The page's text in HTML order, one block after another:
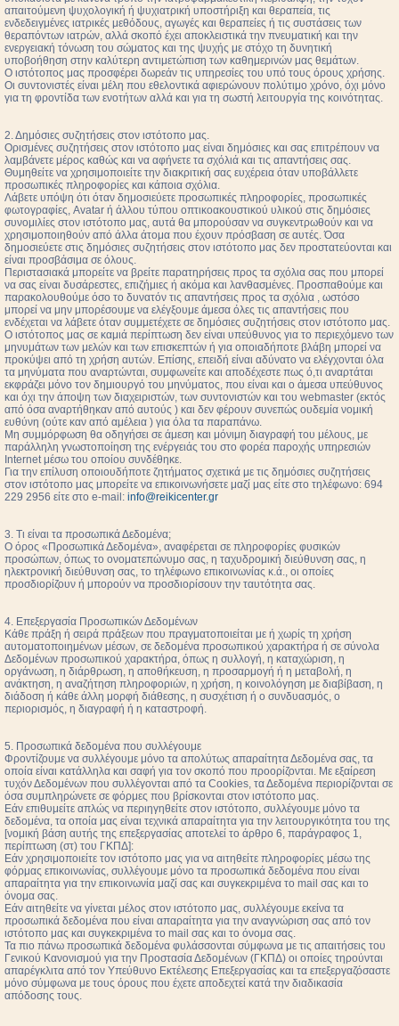
απαιτούμενη ψυχολογική ή ψυχιατρική υποστήριξη και θεραπεία, τις
ενδεδειγμένες ιατρικές μεθόδους, αγωγές και θεραπείες ή τις συστάσεις των
θεραπόντων ιατρών, αλλά σκοπό έχει αποκλειστικά την πνευματική και την
ενεργειακή τόνωση του σώματος και της ψυχής με στόχο τη δυνητική
υποβοήθηση στην καλύτερη αντιμετώπιση των καθημερινών μας θεμάτων.
Ο ιστότοπος μας προσφέρει δωρεάν τις υπηρεσίες του υπό τους όρους χρήσης.
Οι συντονιστές είναι μέλη που εθελοντικά αφιερώνουν πολύτιμο χρόνο, όχι μόνο
για τη φροντίδα των ενοτήτων αλλά και για τη σωστή λειτουργία της κοινότητας.
2. Δημόσιες συζητήσεις στον ιστότοπο μας.
Ορισμένες συζητήσεις στον ιστότοπο μας είναι δημόσιες και σας επιτρέπουν να
λαμβάνετε μέρος καθώς και να αφήνετε τα σχόλιά και τις απαντήσεις σας.
Θυμηθείτε να χρησιμοποιείτε την διακριτική σας ευχέρεια όταν υποβάλλετε
προσωπικές πληροφορίες και κάποια σχόλια.
Λάβετε υπόψη ότι όταν δημοσιεύετε προσωπικές πληροφορίες, προσωπικές
φωτογραφίες, Avatar ή άλλου τύπου οπτικοακουστικού υλικού στις δημόσιες
συνομιλίες στον ιστότοπο μας, αυτά θα μπορούσαν να συγκεντρωθούν και να
χρησιμοποιηθούν από άλλα άτομα που έχουν πρόσβαση σε αυτές. Όσα
δημοσιεύετε στις δημόσιες συζητήσεις στον ιστότοπο μας δεν προστατεύονται και
είναι προσβάσιμα σε όλους.
Περιστασιακά μπορείτε να βρείτε παρατηρήσεις προς τα σχόλια σας που μπορεί
να σας είναι δυσάρεστες, επιζήμιες ή ακόμα και λανθασμένες. Προσπαθούμε και
παρακολουθούμε όσο το δυνατόν τις απαντήσεις προς τα σχόλια , ωστόσο
μπορεί να μην μπορέσουμε να ελέγξουμε άμεσα όλες τις απαντήσεις που
ενδέχεται να λάβετε όταν συμμετέχετε σε δημόσιες συζητήσεις στον ιστότοπο μας.
Ο ιστότοπος μας σε καμιά περίπτωση δεν είναι υπεύθυνος για το περιεχόμενο των
μηνυμάτων των μελών και των επισκεπτών ή για οποιαδήποτε βλάβη μπορεί να
προκύψει από τη χρήση αυτών. Επίσης, επειδή είναι αδύνατο να ελέγχονται όλα
τα μηνύματα που αναρτώνται, συμφωνείτε και αποδέχεστε πως ό,τι αναρτάται
εκφράζει μόνο τον δημιουργό του μηνύματος, που είναι και ο άμεσα υπεύθυνος
και όχι την άποψη των διαχειριστών, των συντονιστών και του webmaster (εκτός
από όσα αναρτήθηκαν από αυτούς ) και δεν φέρουν συνεπώς ουδεμία νομική
ευθύνη (ούτε καν από αμέλεια ) για όλα τα παραπάνω.
Μη συμμόρφωση θα οδηγήσει σε άμεση και μόνιμη διαγραφή του μέλους, με
παράλληλη γνωστοποίηση της ενέργειάς του στο φορέα παροχής υπηρεσιών
Internet μέσω του οποίου συνδέθηκε.
Για την επίλυση οποιουδήποτε ζητήματος σχετικά με τις δημόσιες συζητήσεις
στον ιστότοπο μας μπορείτε να επικοινωνήσετε μαζί μας είτε στο τηλέφωνο: 694
229 2956 είτε στο e-mail: info@reikicenter.gr
3. Τι είναι τα προσωπικά Δεδομένα;
Ο όρος «Προσωπικά Δεδομένα», αναφέρεται σε πληροφορίες φυσικών
προσώπων, όπως το ονοματεπώνυμο σας, η ταχυδρομική διεύθυνση σας, η
ηλεκτρονική διεύθυνση σας, το τηλέφωνο επικοινωνίας κ.ά., οι οποίες
προσδιορίζουν ή μπορούν να προσδιορίσουν την ταυτότητα σας.
4. Επεξεργασία Προσωπικών Δεδομένων
Κάθε πράξη ή σειρά πράξεων που πραγματοποιείται με ή χωρίς τη χρήση
αυτοματοποιημένων μέσων, σε δεδομένα προσωπικού χαρακτήρα ή σε σύνολα
Δεδομένων προσωπικού χαρακτήρα, όπως η συλλογή, η καταχώριση, η
οργάνωση, η διάρθρωση, η αποθήκευση, η προσαρμογή ή η μεταβολή, η
ανάκτηση, η αναζήτηση πληροφοριών, η χρήση, η κοινολόγηση με διαβίβαση, η
διάδοση ή κάθε άλλη μορφή διάθεσης, η συσχέτιση ή ο συνδυασμός, ο
περιορισμός, η διαγραφή ή η καταστροφή.
5. Προσωπικά δεδομένα που συλλέγουμε
Φροντίζουμε να συλλέγουμε μόνο τα απολύτως απαραίτητα Δεδομένα σας, τα
οποία είναι κατάλληλα και σαφή για τον σκοπό που προορίζονται. Με εξαίρεση
τυχόν Δεδομένων που συλλέγονται από τα Cookies, τα Δεδομένα περιορίζονται σε
όσα συμπληρώνετε σε φόρμες που βρίσκονται στον ιστότοπο μας.
Εάν επιθυμείτε απλώς να περιηγηθείτε στον ιστότοπο, συλλέγουμε μόνο τα
δεδομένα, τα οποία μας είναι τεχνικά απαραίτητα για την λειτουργικότητα του της
[νομική βάση αυτής της επεξεργασίας αποτελεί το άρθρο 6, παράγραφος 1,
περίπτωση (στ) του ΓΚΠΔ]:
Εάν χρησιμοποιείτε τον ιστότοπο μας για να αιτηθείτε πληροφορίες μέσω της
φόρμας επικοινωνίας, συλλέγουμε μόνο τα προσωπικά δεδομένα που είναι
απαραίτητα για την επικοινωνία μαζί σας και συγκεκριμένα το mail σας και το
όνομα σας.
Εάν αιτηθείτε να γίνεται μέλος στον ιστότοπο μας, συλλέγουμε εκείνα τα
προσωπικά δεδομένα που είναι απαραίτητα για την αναγνώριση σας από τον
ιστότοπο μας και συγκεκριμένα το mail σας και το όνομα σας.
Τα πιο πάνω προσωπικά δεδομένα φυλάσσονται σύμφωνα με τις απαιτήσεις του
Γενικού Κανονισμού για την Προστασία Δεδομένων (ΓΚΠΔ) οι οποίες τηρούνται
απαρέγκλιτα από τον Υπεύθυνο Εκτέλεσης Επεξεργασίας και τα επεξεργαζόσαστε
μόνο σύμφωνα με τους όρους που έχετε αποδεχτεί κατά την διαδικασία
απόδοσης τους.